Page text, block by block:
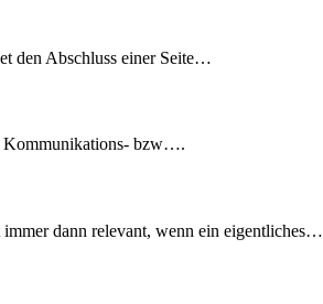
den Abschluss einer Seite…
Kommunikations- bzw….
dann relevant, wenn ein eigentliches…